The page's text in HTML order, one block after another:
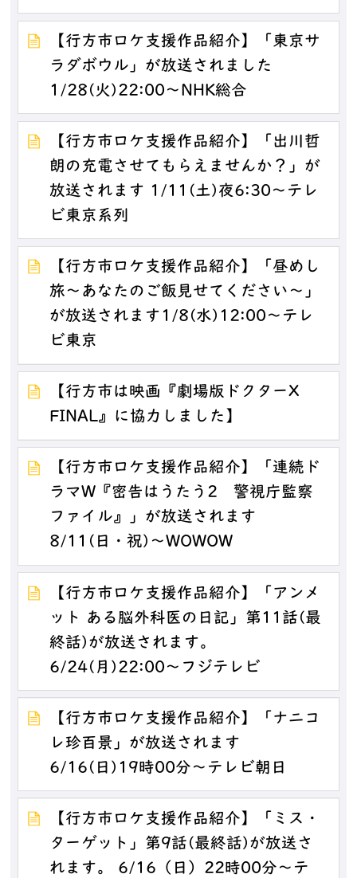
【行方市ロケ支援作品紹介】「東京サ
ラダボウル」が放送されました
1/28(火)22:00～NHK総合
【行方市ロケ支援作品紹介】「出川哲
朗の充電させてもらえませんか？」が
放送されます 1/11(土)夜6:30～テレ
ビ東京系列
【行方市ロケ支援作品紹介】「昼めし
旅～あなたのご飯見せてください～」
が放送されます1/8(水)12:00～テレ
ビ東京
【行方市は映画『劇場版ドクターX
FINAL』に協力しました】
【行方市ロケ支援作品紹介】「連続ド
ラマW『密告はうたう2 警視庁監察
ファイル』」が放送されます
8/11(日・祝)～WOWOW
【行方市ロケ支援作品紹介】「アンメ
ット ある脳外科医の日記」第11話(最
終話)が放送されます。
6/24(月)22:00～フジテレビ
【行方市ロケ支援作品紹介】「ナニコ
レ珍百景」が放送されます
6/16(日)19時00分～テレビ朝日
【行方市ロケ支援作品紹介】「ミス・
ターゲット」第9話(最終話)が放送さ
れます。 6/16（日）22時00分～テ